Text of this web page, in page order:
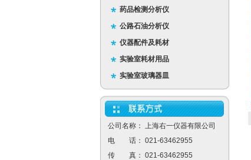
药品检测分析仪
公路石油分析仪
仪器配件及耗材
实验室耗材用品
实验室玻璃器皿
公司名称： 上海右一仪器有限公司
电 话： 021-63462955
传 真： 021-63462955